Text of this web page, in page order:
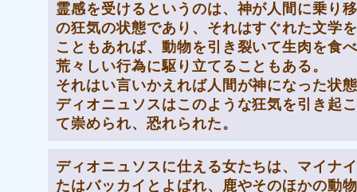
霊感を受けるというのは、神が人間に乗り
の狂気の状態であり、それはすぐれた文学
こともあれば、動物を引き裂いて生肉を食
荒々しい行為に駆り立てることもある。
それはい言いかえれば人間が神になった状
ディオニュソスはこのような狂気を引き起
て崇められ、恐れられた。
ディオニュソスに仕える女たちは、マイナ
たはバッカイとよばれ、鹿やそのほかの動